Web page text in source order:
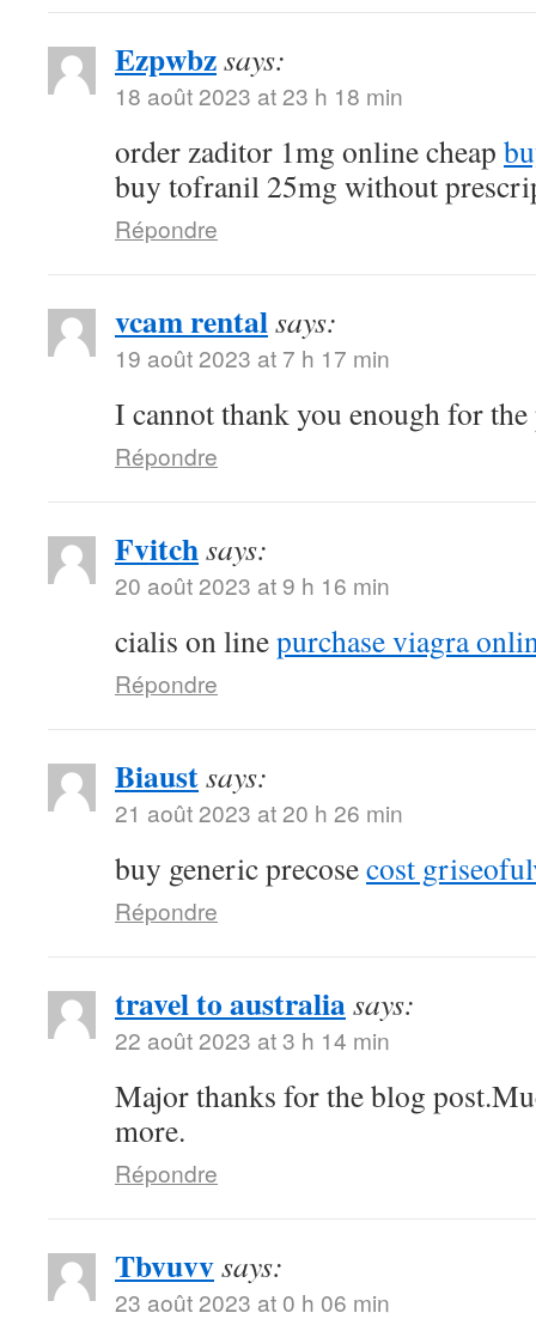
Ezpwbzsays:
18 août 2023 at 23 h 18 min
order zaditor 1mg online cheap
buy tofranil 25mg without
Répondre
vcam rentalsays:
19 août 2023 at 7 h 17 min
I cannot thank you enough for
Répondre
Fvitchsays:
20 août 2023 at 9 h 16 min
cialis on linepurchase viagra
Répondre
Biaustsays:
21 août 2023 at 20 h 26 min
buy generic precosecost
Répondre
travel to australiasays:
22 août 2023 at 3 h 14 min
Major thanks for the blog
more.
Répondre
Tbvuvvsays:
23 août 2023 at 0 h 06 min